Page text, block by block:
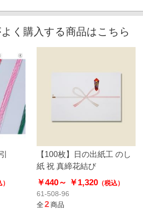
く購入する商品はこちら
【100枚】日の出紙工 のし
紙 祝 真締花結び
￥440～ ￥1,320（税込）
61-508-96
全2商品